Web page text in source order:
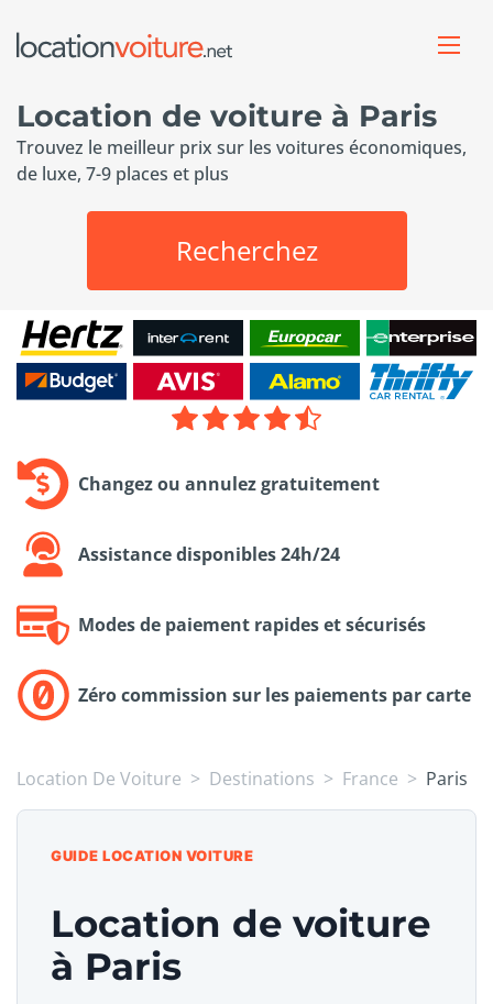
Location de voiture à Paris
Trouvez le meilleur prix sur les voitures économiques,
de luxe, 7-9 places et plus
Recherchez
Changez ou annulez gratuitement
Assistance disponibles 24h/24
Modes de paiement rapides et sécurisés
Zéro commission sur les paiements par carte
Location De Voiture Destinations France Paris
GUIDE LOCATION VOITURE
Location de voiture
à Paris